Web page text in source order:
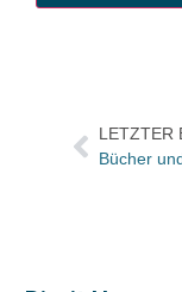
LETZTER